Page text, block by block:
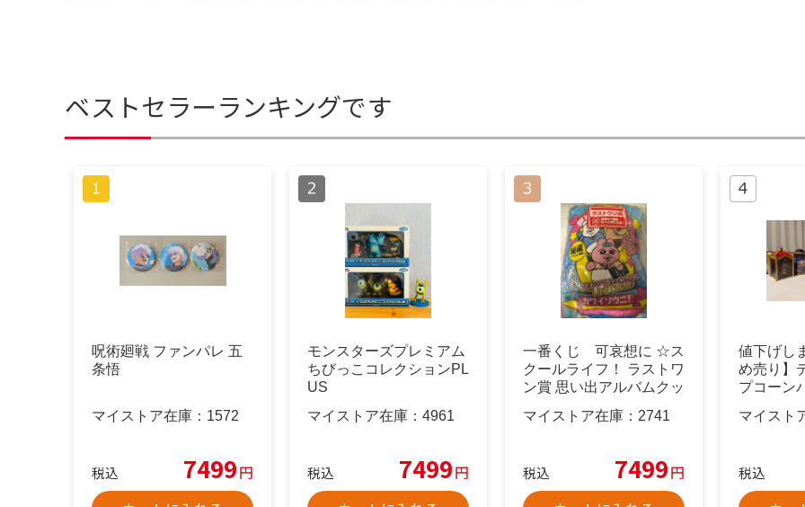
ベストセラーランキングです
呪術廻戦 ファンパレ 五
条悟
マイストア在庫： 1572
税込 7499円
モンスターズプレミアム
ちびっこコレクションPL
US
マイストア在庫： 4961
税込 7499円
一番くじ 可哀想に ☆ス
クールライフ！ ラストワ
ン賞 思い出アルバムクッ
マイストア在庫： 2741
税込 7499円
値下げし
め売り】
プコーン
マイスト
税込